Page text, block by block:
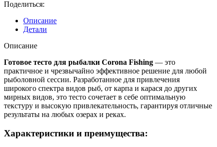
Поделиться:
Описание
Детали
Описание
Готовое тесто для рыбалки Corona Fishing — это
практичное и чрезвычайно эффективное решение для любой
рыболовной сессии. Разработанное для привлечения
широкого спектра видов рыб, от карпа и карася до других
мирных видов, это тесто сочетает в себе оптимальную
текстуру и высокую привлекательность, гарантируя отличные
результаты на любых озерах и реках.
Характеристики и преимущества: